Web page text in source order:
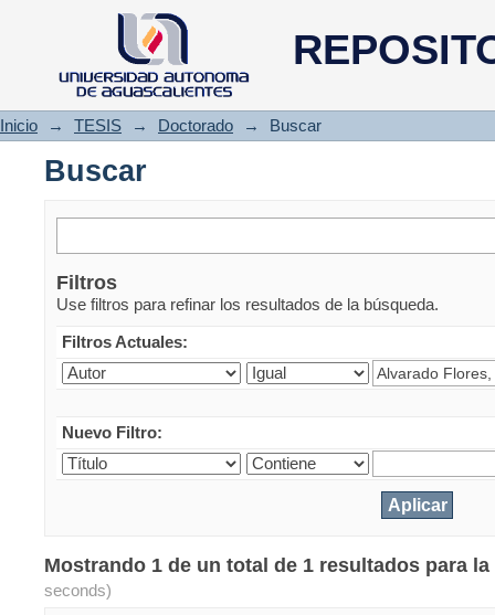
Buscar
Inicio → TESIS → Doctorado → Buscar
Buscar
Filtros
Use filtros para refinar los resultados de la búsqueda.
Filtros Actuales:
Nuevo Filtro:
Mostrando 1 de un total de 1 resultados para
seconds)